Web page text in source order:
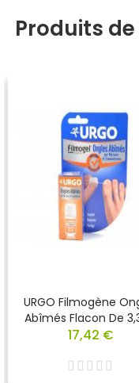
Produits
URGO Filmogène
Abîmés Flacon De
17,42 €